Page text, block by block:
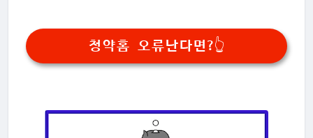
청약홈 오류난다면?👆